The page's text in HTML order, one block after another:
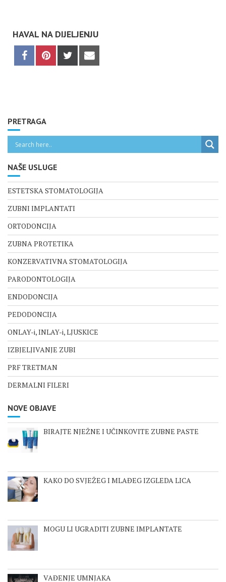
HAVAL NA DIJELJENJU
Share
Facebook
Share
on
Pinterest
Share
X
Share
on
Email
PRETRAGA
NAŠE USLUGE
ESTETSKA STOMATOLOGIJA
ZUBNI IMPLANTATI
ORTODONCIJA
ZUBNA PROTETIKA
KONZERVATIVNA STOMATOLOGIJA
PARODONTOLOGIJA
ENDODONCIJA
PEDODONCIJA
ONLAY-i, INLAY-i, LJUSKICE
IZBJELJIVANJE ZUBI
PRF TRETMAN
DERMALNI FILERI
NOVE OBJAVE
BIRAJTE NJEŽNE I UČINKOVITE ZUBNE PASTE
KAKO DO SVJEŽEG I MLAĐEG IZGLEDA LICA
MOGU LI UGRADITI ZUBNE IMPLANTATE
VAĐENJE UMNJAKA